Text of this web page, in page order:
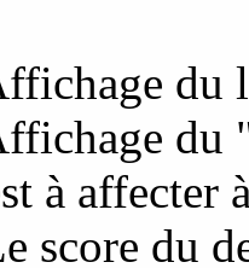
du
du
à affecter
score du